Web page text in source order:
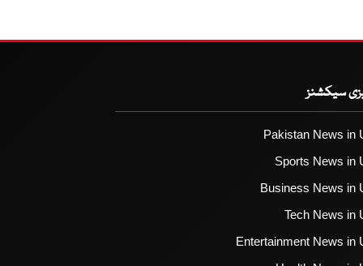
سیکشنز
Pakistan News in
Sports News in
Business News in
Tech News in
Entertainment News in